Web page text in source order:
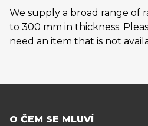
We supply a broad range of
to 300 mm in thickness.
need an item that is not
O ČEM SE MLUVÍ